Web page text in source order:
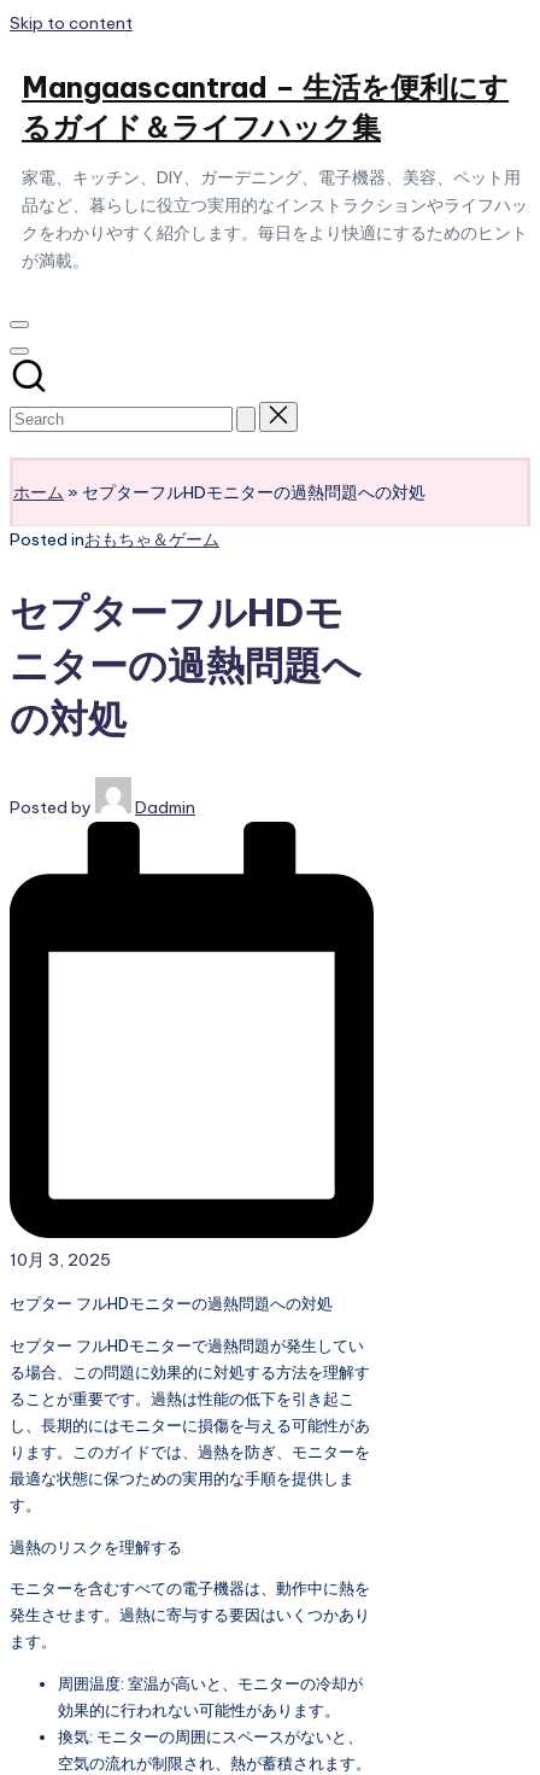
Skip to content
Mangaascantrad – 生活を便利にす
るガイド＆ライフハック集
家電、キッチン、DIY、ガーデニング、電子機器、美容、ペット用
品など、暮らしに役立つ実用的なインストラクションやライフハッ
クをわかりやすく紹介します。毎日をより快適にするためのヒント
が満載。
ホーム » セプターフルHDモニターの過熱問題への対処
Posted inおもちゃ＆ゲーム
セプターフルHDモ
ニターの過熱問題へ
の対処
Posted by Dadmin
10月 3, 2025
セプター フルHDモニターの過熱問題への対処
セプター フルHDモニターで過熱問題が発生してい
る場合、この問題に効果的に対処する方法を理解す
ることが重要です。過熱は性能の低下を引き起こ
し、長期的にはモニターに損傷を与える可能性があ
ります。このガイドでは、過熱を防ぎ、モニターを
最適な状態に保つための実用的な手順を提供しま
す。
過熱のリスクを理解する
モニターを含むすべての電子機器は、動作中に熱を
発生させます。過熱に寄与する要因はいくつかあり
ます。
周囲温度: 室温が高いと、モニターの冷却が
効果的に行われない可能性があります。
換気: モニターの周囲にスペースがないと、
空気の流れが制限され、熱が蓄積されます。